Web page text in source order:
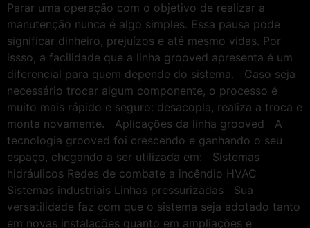
Parar uma operação com o objetivo de realizar a
manutenção nunca é algo simples. Essa pausa pode
significar dinheiro, prejuízos e até mesmo vidas. Por
issso, a facilidade que a linha grooved apresenta é um
diferencial para quem depende do sistema. Caso seja
necessário trocar algum componente, o processo é
muito mais rápido e seguro: desacopla, realiza a troca e
monta novamente. Aplicações da linha grooved A
tecnologia grooved foi crescendo e ganhando o seu
espaço, chegando a ser utilizada em: Sistemas
hidráulicos Redes de combate a incêndio HVAC
Sistemas industriais Linhas pressurizadas Sua
versatilidade faz com que o sistema seja adotado tanto
em novas instalações quanto em ampliações e